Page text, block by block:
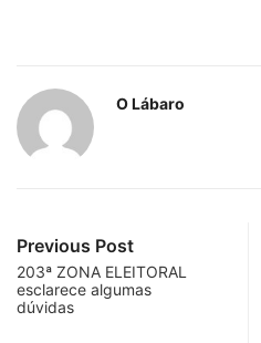
O Lábaro
Previous Post
203ª ZONA ELEITORAL
esclarece algumas
dúvidas